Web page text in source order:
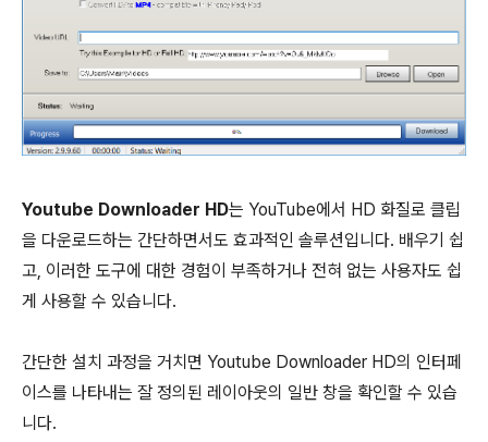
Youtube Downloader HD는 YouTube에서 HD 화질로 클립
을 다운로드하는 간단하면서도 효과적인 솔루션입니다. 배우기 쉽
고, 이러한 도구에 대한 경험이 부족하거나 전혀 없는 사용자도 쉽
게 사용할 수 있습니다.
간단한 설치 과정을 거치면 Youtube Downloader HD의 인터페
이스를 나타내는 잘 정의된 레이아웃의 일반 창을 확인할 수 있습
니다.